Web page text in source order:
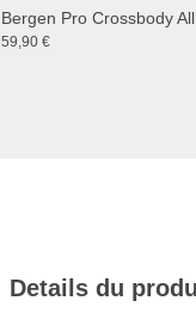
Bergen Pro Crossbody
59,90 €
Details du